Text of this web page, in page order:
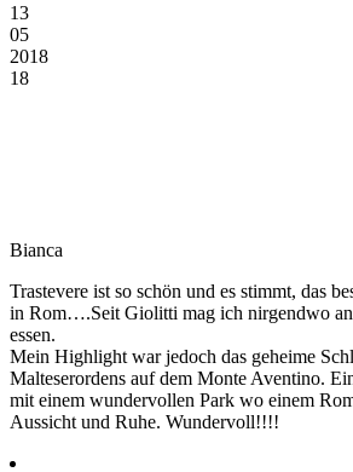
13
05
2018
18
Bianca
Trastevere ist so schön und es stimmt, das
in Rom….Seit Giolitti mag ich nirgendwo
essen.
Mein Highlight war jedoch das geheime
Malteserordens auf dem Monte Aventino.
mit einem wundervollen Park wo einem
Aussicht und Ruhe. Wundervoll!!!!